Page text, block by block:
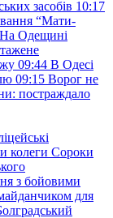
засобів 10:17
“Мати-
На Одещині
09:44 В Одесі
09:15 Ворог не
постраждало
колеги Сороки
з бойовими
для